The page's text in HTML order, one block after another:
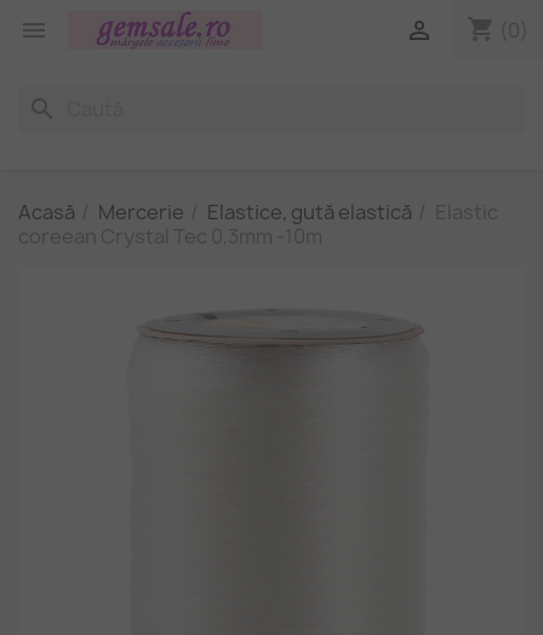
 shopping_cart (0)

search
Acasă Mercerie Elastice, gută elastică
Elastic
coreean Crystal Tec 0,3mm -10m